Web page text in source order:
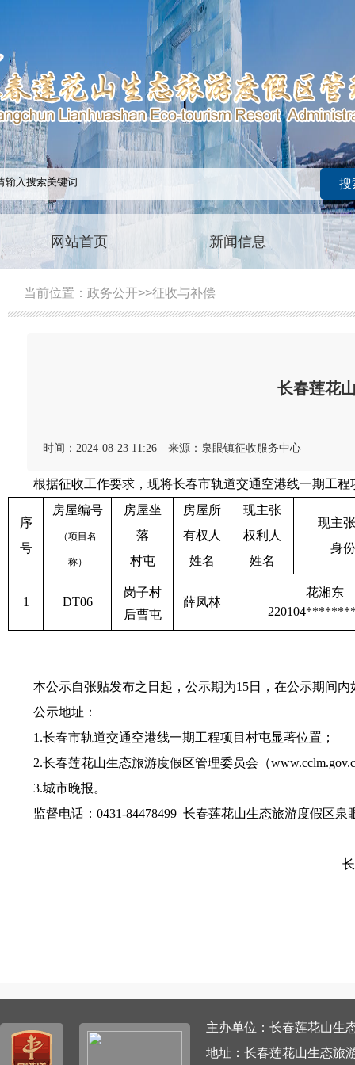
网站首页 新闻信息
当前位置： 政务公开>>征收与补偿
长春莲花
时间：2024-08-23 11:26 来源：泉眼镇征收服务中心
根据征收工作要求，现将长春市轨道交通空港线一期工程
序
号
房屋编号
（项目名
称）
房屋坐
落
村屯
房屋所
有权人
姓名
现主张
权利人
姓名
现主
身
1 DT06
岗子村
后曹屯
薛凤林
花湘东
本公示自张贴发布之日起，公示期为15日，在公示期间内
公示地址：
1.长春市轨道交通空港线一期工程项目村屯显著位置；
2.长春莲花山生态旅游度假区管理委员会（
3.城市晚报。
监督电话：0431-84478499 长春莲花山生态旅游度假区泉
主办单位：长春莲花山生
地址：长春莲花山生态旅